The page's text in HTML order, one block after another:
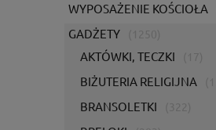
WYPOSAŻENIE KOŚCIOŁA
GADŻETY
AKTÓWKI, TECZKI
BIŻUTERIA RELIGIJNA
BRANSOLETKI